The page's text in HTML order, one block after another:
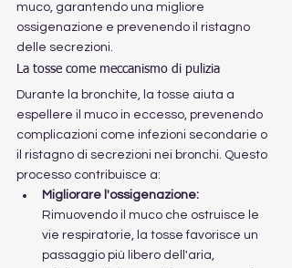
muco, garantendo una migliore
ossigenazione e prevenendo il ristagno
delle secrezioni.
La tosse come meccanismo di pulizia
Durante la bronchite, la tosse aiuta a
espellere il muco in eccesso, prevenendo
complicazioni come infezioni secondarie o
il ristagno di secrezioni nei bronchi. Questo
processo contribuisce a:
Migliorare l'ossigenazione:
Rimuovendo il muco che ostruisce le
vie respiratorie, la tosse favorisce un
passaggio più libero dell'aria,